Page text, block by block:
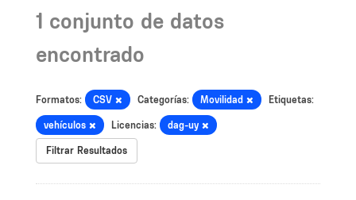
1 conjunto de datos
encontrado
Formatos: CSV Categorías: Movilidad Etiquetas:
vehículos Licencias: dag-uy
Filtrar Resultados